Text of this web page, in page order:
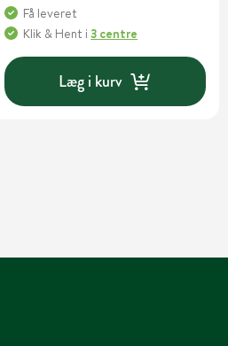
Få leveret
Klik & Hent i3 centre
Læg i kurv